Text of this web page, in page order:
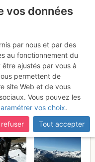
: per la
24 mai
vos données
par nous et par des
au fonctionnement du
ajustés par vous à
permettent de
site Web et de vous
Vous pouvez les
vos choix.
Tout accepter